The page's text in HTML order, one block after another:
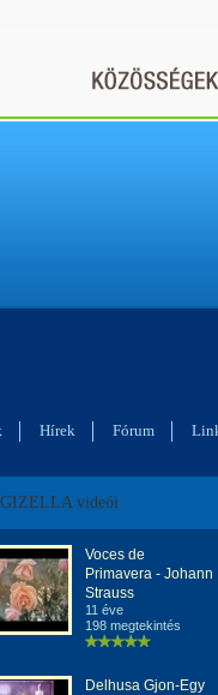
Hírek Fórum
videói
Voces de
Primavera - Johann
Strauss
11 éve
198 megtekintés
Delhusa Gjon-Egy